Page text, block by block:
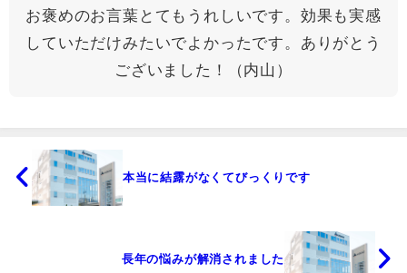
お褒めのお言葉とてもうれしいです。効果も実感
していただけみたいでよかったです。ありがとう
ございました！（内山）
本当に結露がなくてびっくりです
長年の悩みが解消されました